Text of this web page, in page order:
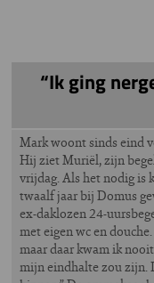
“Ik ging
Mark woont sinds eind
Hij ziet Muriël, zijn
vrijdag. Als het nodig is
twaalf jaar bij Domus
ex-daklozen 24-
met eigen wc en
maar daar kwam ik
mijn eindhalte zou zijn.